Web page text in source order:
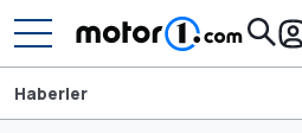
Haberler